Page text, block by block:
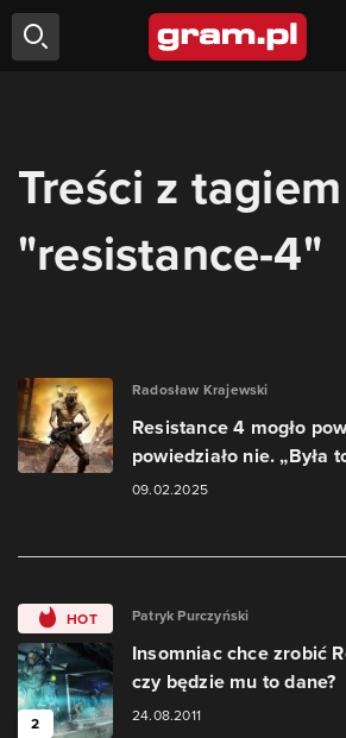
Treści z tagiem
"resistance-4"
Radosław Krajewski
Resistance 4 mogło
powiedziało nie. „Była
09.02.2025
HOT
2
Patryk Purczyński
Insomniac chce zrobić
czy będzie mu to dane?
24.08.2011